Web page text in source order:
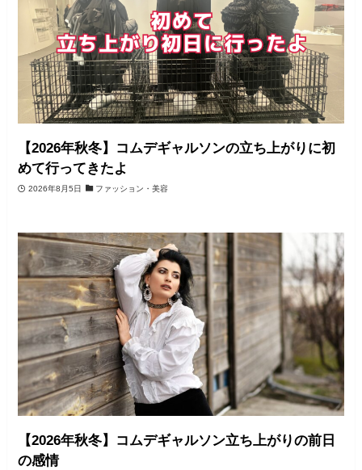
【2026年秋冬】コムデギャルソンの立ち上がりに初
めて行ってきたよ
2026年8月5日 ファッション・美容
【2026年秋冬】コムデギャルソン立ち上がりの前日
の感情